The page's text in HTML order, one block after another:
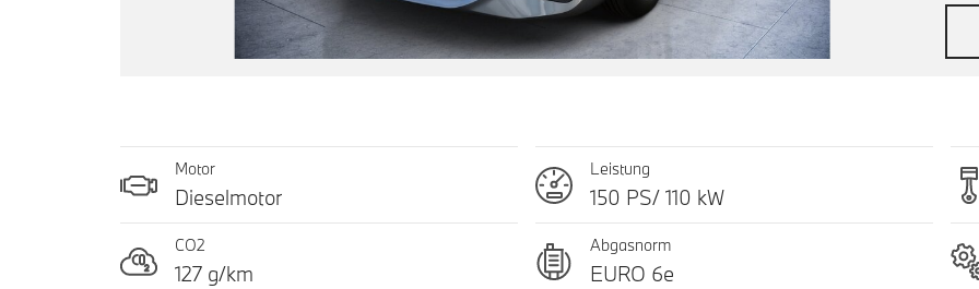
Motor
Dieselmotor
Leistung
150 PS/ 110 kW
CO2
127 g/km
Abgasnorm
EURO 6e